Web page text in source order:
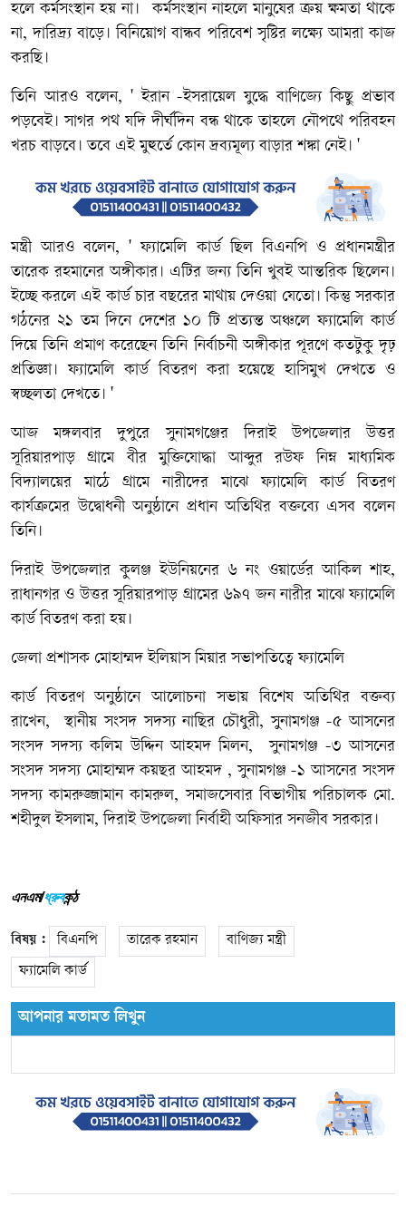
হলে কর্মসংস্থান হয় না। কর্মসংস্থান নাহলে মানুষের ক্রয় ক্ষমতা থাকে
না, দারিদ্র্য বাড়ে। বিনিয়োগ বান্ধব পরিবেশ সৃষ্টির লক্ষ্যে আমরা কাজ
করছি।
তিনি আরও বলেন, ' ইরান -ইসরায়েল যুদ্ধে বাণিজ্যে কিছু প্রভাব
পড়বেই। সাগর পথ যদি দীর্ঘদিন বন্ধ থাকে তাহলে নৌপথে পরিবহন
খরচ বাড়বে। তবে এই মুহুর্তে কোন দ্রব্যমূল্য বাড়ার শঙ্কা নেই। '
মন্ত্রী আরও বলেন, ' ফ্যামেলি কার্ড ছিল বিএনপি ও প্রধানমন্ত্রীর
তারেক রহমানের অঙ্গীকার। এটির জন্য তিনি খুবই আন্তরিক ছিলেন।
ইচ্ছে করলে এই কার্ড চার বছরের মাথায় দেওয়া যেতো। কিন্তু সরকার
গঠনের ২১ তম দিনে দেশের ১০ টি প্রত্যন্ত অঞ্চলে ফ্যামেলি কার্ড
দিয়ে তিনি প্রমাণ করেছেন তিনি নির্বাচনী অঙ্গীকার পূরণে কতটুকু দৃঢ়
প্রতিজ্ঞা। ফ্যামেলি কার্ড বিতরণ করা হয়েছে হাসিমুখ দেখতে ও
স্বচ্ছলতা দেখতে। '
আজ মঙ্গলবার দুপুরে সুনামগঞ্জের দিরাই উপজেলার উত্তর
সূরিয়ারপাড় গ্রামে বীর মুক্তিযোদ্ধা আব্দুর রউফ নিম্ন মাধ্যমিক
বিদ্যালয়ের মাঠে গ্রামে নারীদের মাঝে ফ্যামেলি কার্ড বিতরণ
কার্যক্রমের উদ্বোধনী অনুষ্ঠানে প্রধান অতিথির বক্তব্যে এসব বলেন
তিনি।
দিরাই উপজেলার কুলঞ্জ ইউনিয়নের ৬ নং ওয়ার্ডের আকিল শাহ,
রাধানগর ও উত্তর সূরিয়ারপাড় গ্রামের ৬৯৭ জন নারীর মাঝে ফ্যামেলি
কার্ড বিতরণ করা হয়।
জেলা প্রশাসক মোহাম্মদ ইলিয়াস মিয়ার সভাপতিত্বে ফ্যামেলি
কার্ড বিতরণ অনুষ্ঠানে আলোচনা সভায় বিশেষ অতিথির বক্তব্য
রাখেন, স্থানীয় সংসদ সদস্য নাছির চৌধুরী, সুনামগঞ্জ -৫ আসনের
সংসদ সদস্য কলিম উদ্দিন আহমদ মিলন, সুনামগঞ্জ -৩ আসনের
সংসদ সদস্য মোহাম্মদ কয়ছর আহমদ , সুনামগঞ্জ -১ আসনের সংসদ
সদস্য কামরুজ্জামান কামরুল, সমাজসেবার বিভাগীয় পরিচালক মো.
শহীদুল ইসলাম, দিরাই উপজেলা নির্বাহী অফিসার সনজীব সরকার।
এনএম/ধ্রুবকন্ঠ
বিষয় : বিএনপি তারেক রহমান
বাণিজ্য মন্ত্রী
ফ্যামেলি কার্ড
আপনার মতামত লিখুন